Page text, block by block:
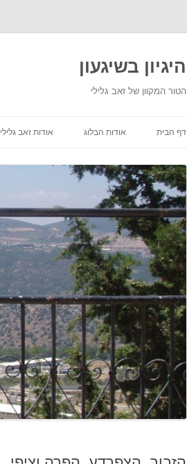
היגיון בשיגעון
הטור המקוון של זאב גלילי
דף הבית אודות הבלוג אודות זאב גלילי